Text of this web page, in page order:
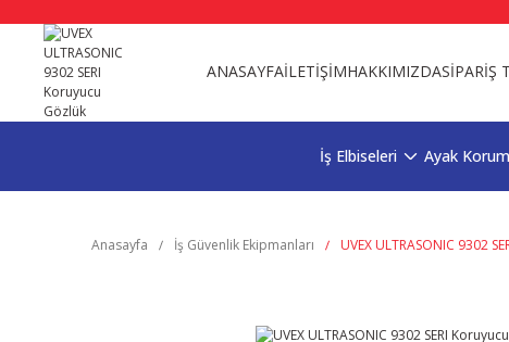
ANASAYFAİLETİŞİMHAKKIMIZDASİPARİŞ
İş Elbiseleri Ayak
Anasayfa İş Güvenlik Ekipmanları UVEX ULTRASONIC 9302